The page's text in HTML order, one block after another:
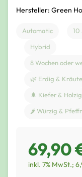
Hersteller: Green
Automatic
10
Hybrid
8 Wochen oder
🌿 Erdig &
🌲 Kiefer & Holzig
🌶️ Würzig &
69,90
inkl. 7% MwSt.;